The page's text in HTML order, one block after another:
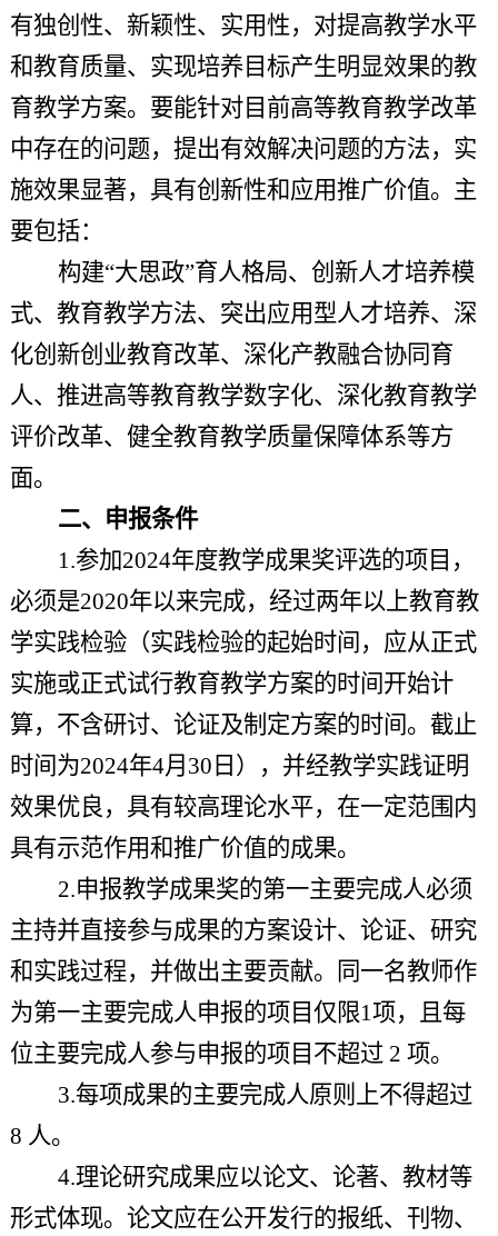
有独创性、新颖性、实用性，对提高教学水平
和教育质量、实现培养目标产生明显效果的教
育教学方案。要能针对目前高等教育教学改革
中存在的问题，提出有效解决问题的方法，实
施效果显著，具有创新性和应用推广价值。主
要包括：
构建“大思政”育人格局、创新人才培养模
式、教育教学方法、突出应用型人才培养、深
化创新创业教育改革、深化产教融合协同育
人、推进高等教育教学数字化、深化教育教学
评价改革、健全教育教学质量保障体系等方
面。
二、申报条件
1.参加2024年度教学成果奖评选的项目，
必须是2020年以来完成，经过两年以上教育教
学实践检验（实践检验的起始时间，应从正式
实施或正式试行教育教学方案的时间开始计
算，不含研讨、论证及制定方案的时间。截止
时间为2024年4月30日），并经教学实践证明
效果优良，具有较高理论水平，在一定范围内
具有示范作用和推广价值的成果。
2.申报教学成果奖的第一主要完成人必须
主持并直接参与成果的方案设计、论证、研究
和实践过程，并做出主要贡献。同一名教师作
为第一主要完成人申报的项目仅限1项，且每
位主要完成人参与申报的项目不超过 2 项。
3.每项成果的主要完成人原则上不得超过
8 人。
4.理论研究成果应以论文、论著、教材等
形式体现。论文应在公开发行的报纸、刊物、